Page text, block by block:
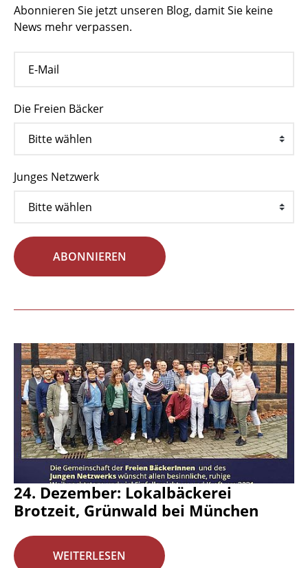
Abonnieren Sie jetzt unseren Blog, damit Sie keine
News mehr verpassen.
Die Freien Bäcker
Junges Netzwerk
ABONNIEREN
24. Dezember: Lokalbäckerei
Brotzeit, Grünwald bei München
WEITERLESEN